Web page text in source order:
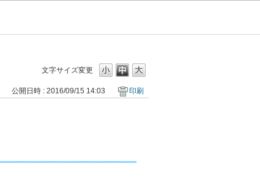
文字サイズ変更
公開日時 : 2016/09/15 14:03 印刷